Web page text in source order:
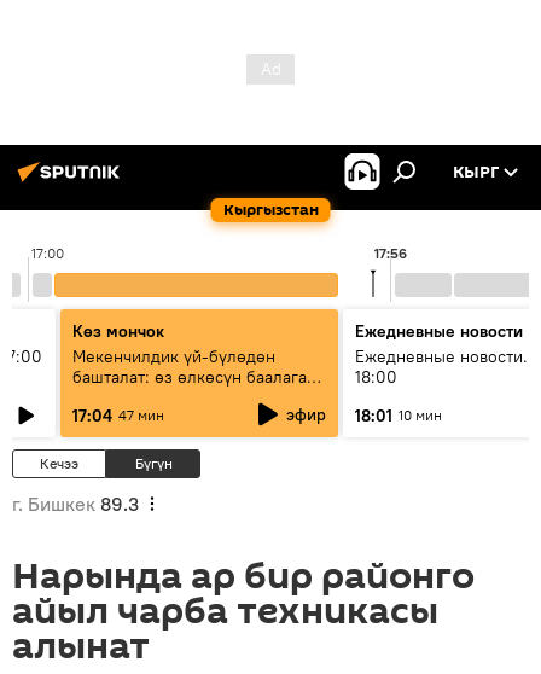
Кыргызстан
КЫРГ
17:00 17:56
Көз мончок
Мекенчилдик үй-бүлөдөн
башталат: өз өлкөсүн баалаган
муунду кантип тарбиялоо
керек?
17:04 47 мин эфир
Ежедневные новости
Ежедневные новости.
18:00
18:01 10 мин
Кечээ Бүгүн
г. Бишкек 89.3
Нарында ар бир районго
айыл чарба техникасы
алынат